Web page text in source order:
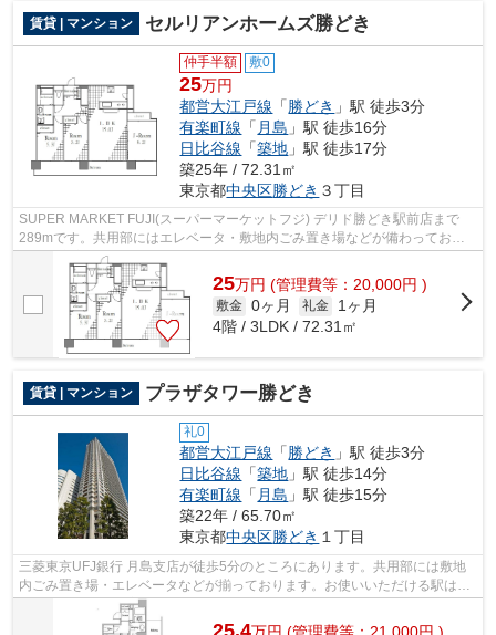
賃貸 | マンション セルリアンホームズ勝どき
仲手半額 敷0
25万円
都営大江戸線 「勝どき 」駅 徒歩3分
有楽町線 「 月島 」駅 徒歩16分
日比谷線 「築地 」駅 徒歩17分
築25年 / 72.31㎡
東京都中央区勝どき ３丁目
SUPER MARKET FUJI(スーパーマーケットフジ) デリド勝どき駅前店まで
289mです。共用部にはエレベータ・敷地内ごみ置き場などが備わっており
とても充実しています。様々な場所へのアク...
25万円 (管理費等：20,000円 )
敷金 0ヶ月 礼金
1ヶ月
4階 / 3LDK / 72.31㎡
賃貸 | マンション プラザタワー勝どき
礼0
都営大江戸線 「勝どき 」駅 徒歩3分
日比谷線 「築地 」駅 徒歩14分
有楽町線 「 月島 」駅 徒歩15分
築22年 / 65.70㎡
東京都中央区勝どき １丁目
三菱東京UFJ銀行 月島支店が徒歩5分のところにあります。共用部には敷地
内ごみ置き場・エレベータなどが揃っております。お使いいただける駅は2
駅あり、行き先に応じて使い分けができ...
25.4